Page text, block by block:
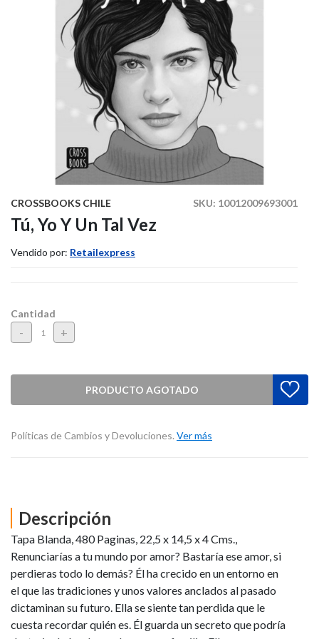
SKU: 10012009693001
CROSSBOOKS CHILE
Tú, Yo Y Un Tal Vez
Vendido por: Retailexpress
Cantidad
- +
PRODUCTO AGOTADO
Políticas de Cambios y Devoluciones. Ver más
Descripción
Tapa Blanda, 480 Paginas, 22,5 x 14,5 x 4 Cms.,
Renunciarías a tu mundo por amor? Bastaría ese amor, si
perdieras todo lo demás? Él ha crecido en un entorno en
el que las tradiciones y unos valores anclados al pasado
dictaminan su futuro. Ella se siente tan perdida que le
cuesta recordar quién es. Él guarda un secreto que podría